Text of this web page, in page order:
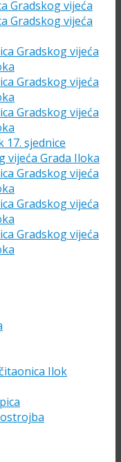
Gradskog vijeća
Gradskog vijeća
Gradskog vijeća
Gradskog vijeća
Gradskog vijeća
17. sjednice
vijeća Grada Iloka
Gradskog vijeća
Gradskog vijeća
Gradskog vijeća
Ilok